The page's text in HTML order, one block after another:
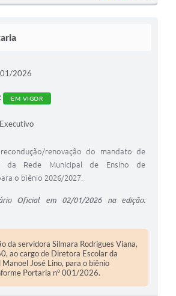
2026
EM VIGOR
Executivo
renovação do mandato de
da Rede Municipal de Ensino de
o biênio 2026/2027.
Oficial em 02/01/2026 na edição:
da servidora Silmara Rodrigues Viana,
ao cargo de Diretora Escolar da
José Lino, para o biênio
Portaria nº 001/2026.